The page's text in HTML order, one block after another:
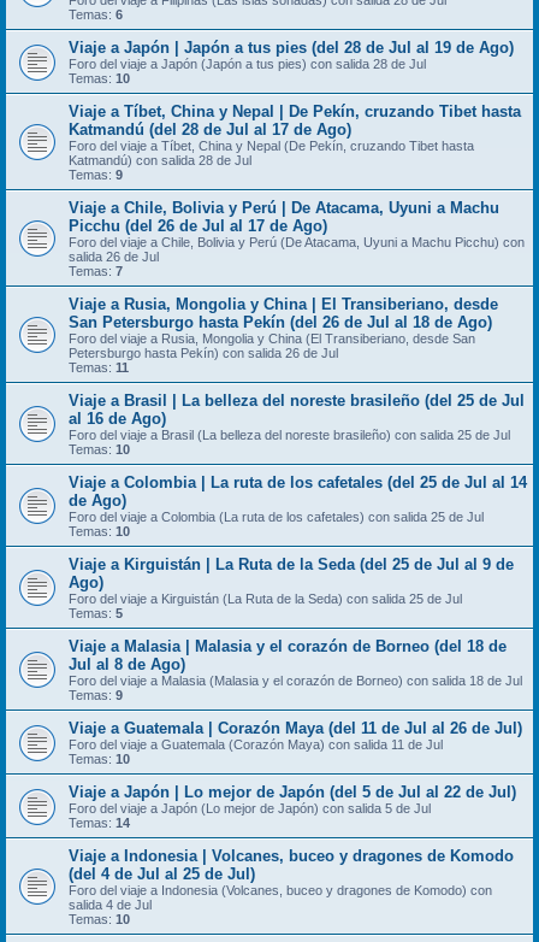
Temas: 6
Viaje a Japón | Japón a tus pies (del 28 de Jul al 19 de Ago)
Foro del viaje a Japón (Japón a tus pies) con salida 28 de Jul
Temas: 10
Viaje a Tíbet, China y Nepal | De Pekín, cruzando Tibet hasta
Katmandú (del 28 de Jul al 17 de Ago)
Foro del viaje a Tíbet, China y Nepal (De Pekín, cruzando Tibet hasta
Katmandú) con salida 28 de Jul
Temas: 9
Viaje a Chile, Bolivia y Perú | De Atacama, Uyuni a Machu
Picchu (del 26 de Jul al 17 de Ago)
Foro del viaje a Chile, Bolivia y Perú (De Atacama, Uyuni a Machu Picchu) con
salida 26 de Jul
Temas: 7
Viaje a Rusia, Mongolia y China | El Transiberiano, desde
San Petersburgo hasta Pekín (del 26 de Jul al 18 de Ago)
Foro del viaje a Rusia, Mongolia y China (El Transiberiano, desde San
Petersburgo hasta Pekín) con salida 26 de Jul
Temas: 11
Viaje a Brasil | La belleza del noreste brasileño (del 25 de Jul
al 16 de Ago)
Foro del viaje a Brasil (La belleza del noreste brasileño) con salida 25 de Jul
Temas: 10
Viaje a Colombia | La ruta de los cafetales (del 25 de Jul al 14
de Ago)
Foro del viaje a Colombia (La ruta de los cafetales) con salida 25 de Jul
Temas: 10
Viaje a Kirguistán | La Ruta de la Seda (del 25 de Jul al 9 de
Ago)
Foro del viaje a Kirguistán (La Ruta de la Seda) con salida 25 de Jul
Temas: 5
Viaje a Malasia | Malasia y el corazón de Borneo (del 18 de
Jul al 8 de Ago)
Foro del viaje a Malasia (Malasia y el corazón de Borneo) con salida 18 de Jul
Temas: 9
Viaje a Guatemala | Corazón Maya (del 11 de Jul al 26 de Jul)
Foro del viaje a Guatemala (Corazón Maya) con salida 11 de Jul
Temas: 10
Viaje a Japón | Lo mejor de Japón (del 5 de Jul al 22 de Jul)
Foro del viaje a Japón (Lo mejor de Japón) con salida 5 de Jul
Temas: 14
Viaje a Indonesia | Volcanes, buceo y dragones de Komodo
(del 4 de Jul al 25 de Jul)
Foro del viaje a Indonesia (Volcanes, buceo y dragones de Komodo) con
salida 4 de Jul
Temas: 10